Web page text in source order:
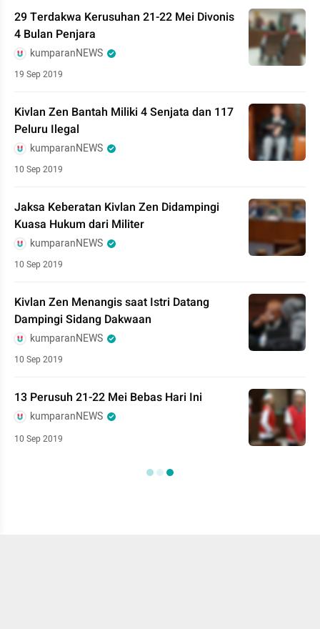
29 Terdakwa Kerusuhan 21-22 Mei Divonis
4 Bulan Penjara
kumparanNEWS
19 Sep 2019
Kivlan Zen Bantah Miliki 4 Senjata dan 117
Peluru Ilegal
kumparanNEWS
10 Sep 2019
Jaksa Keberatan Kivlan Zen Didampingi
Kuasa Hukum dari Militer
kumparanNEWS
10 Sep 2019
Kivlan Zen Menangis saat Istri Datang
Dampingi Sidang Dakwaan
kumparanNEWS
10 Sep 2019
13 Perusuh 21-22 Mei Bebas Hari Ini
kumparanNEWS
10 Sep 2019